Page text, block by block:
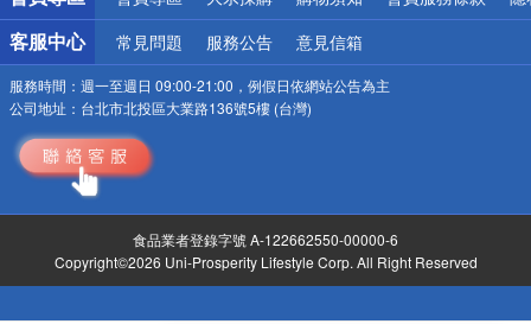
客服中心 常見問題 服務公告 意見信箱
服務時間： 週一至週日 09:00-21:00，例假日依網站公告為主
公司地址： 台北市北投區大業路136號5樓 (台灣)
食品業者登錄字號 A-122662550-00000-6
Copyright©2026 Uni-Prosperity Lifestyle Corp. All Right Reserved